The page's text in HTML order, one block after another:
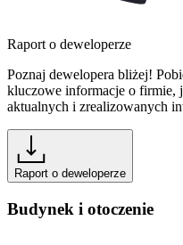
Raport o deweloperze
Poznaj dewelopera bliżej!
kluczowe informacje o firmie,
aktualnych i zrealizowanych
Raport o deweloperze
Budynek i otoczenie